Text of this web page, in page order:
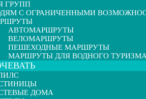
ГРУПП
С ОГРАНИЧЕННЫМИ
АВТОМАРШРУТЫ
ВЕЛОМАРШРУТЫ
ПЕШЕХОДНЫЕ МАРШРУТЫ
МАРШРУТЫ ДЛЯ ВОДНОГО ТУРИЗМА
ДОМА